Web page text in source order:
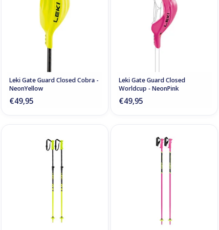
Leki Gate Guard Closed Cobra -
NeonYellow
€49,95
Leki Gate Guard Closed
Worldcup - NeonPink
€49,95